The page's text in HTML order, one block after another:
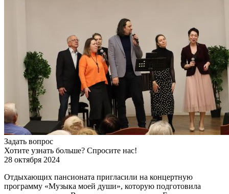
Задать вопрос
Хотите узнать больше? Спросите нас!
28 октября 2024
Отдыхающих пансионата пригласили на концертную
программу «Музыка моей души», которую подготовила